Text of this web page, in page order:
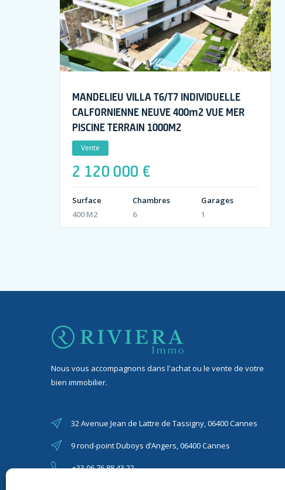
MANDELIEU VILLA T6/T7 INDIVIDUELLE
CALFORNIENNE NEUVE 400m2 VUE MER
PISCINE TERRAIN 1000M2
Vente
2 120 000 €
Surface
400 M2
Chambres
6
Garages
1
Nous vous accompagnons dans l'achat ou le vente de votre
bien immobilier.
32 Avenue Jean de Lattre de Tassigny, 06400 Cannes
9 rond-point Duboys d’Angers, 06400 Cannes
+33 06 76 88 43 22